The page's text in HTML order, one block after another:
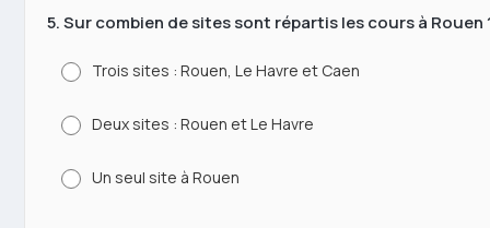
5. Sur combien de sites sont répartis les cours à Rouen
Trois sites : Rouen, Le Havre et Caen
Deux sites : Rouen et Le Havre
Un seul site à Rouen